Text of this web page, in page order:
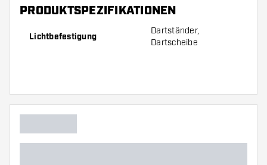
PRODUKTSPEZIFIKATIONEN
Lichtbefestigung
Dartständer,
Dartscheibe